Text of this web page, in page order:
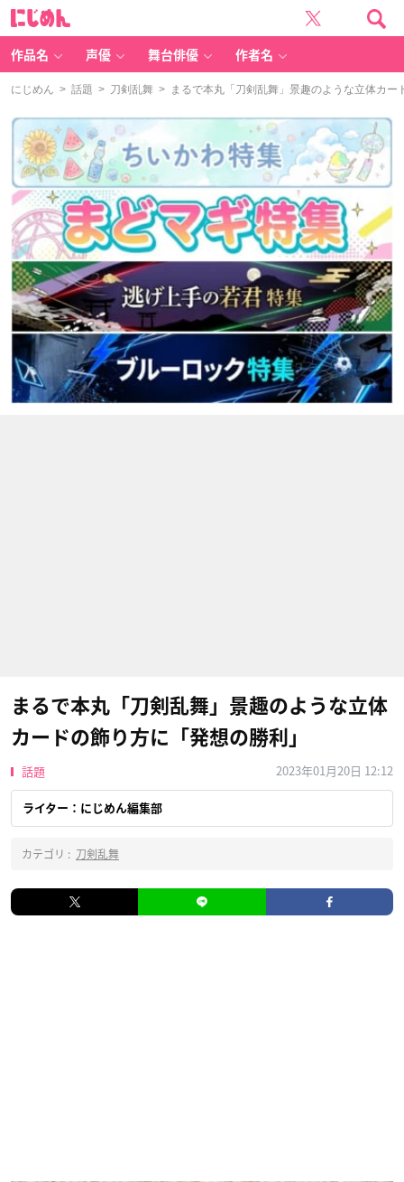
作品名 声優 舞台俳優 作者名
にじめん > 話題 > 刀剣乱舞 > まるで本丸「刀剣乱舞」景趣のような立体カー
まるで本丸「刀剣乱舞」景趣のような立体
カードの飾り方に「発想の勝利」
話題 2023年01月20日 12:12
ライター：にじめん編集部
カテゴリ : 刀剣乱舞